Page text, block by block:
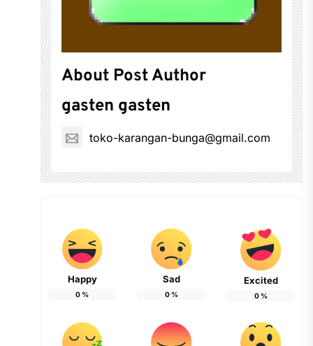
About Post Author
gasten gasten
toko-karangan-bunga@gmail.com
Happy
0 %
Sad
0%
Excited
0%